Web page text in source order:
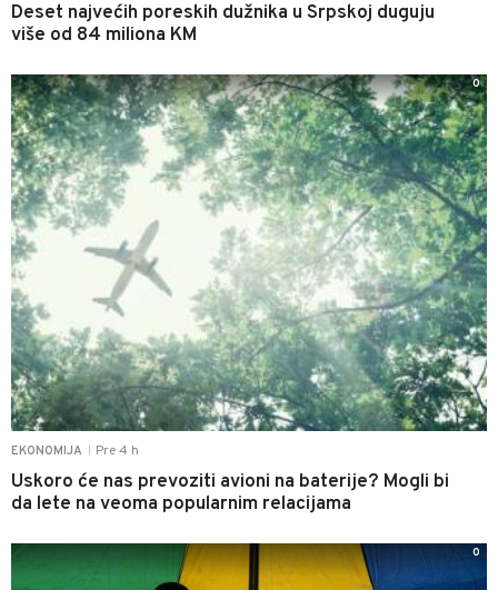
Deset najvećih poreskih dužnika u Srpskoj duguju
više od 84 miliona KM
EKONOMIJA Pre 4 h
Uskoro će nas prevoziti avioni na baterije? Mogli bi
da lete na veoma popularnim relacijama
0
0